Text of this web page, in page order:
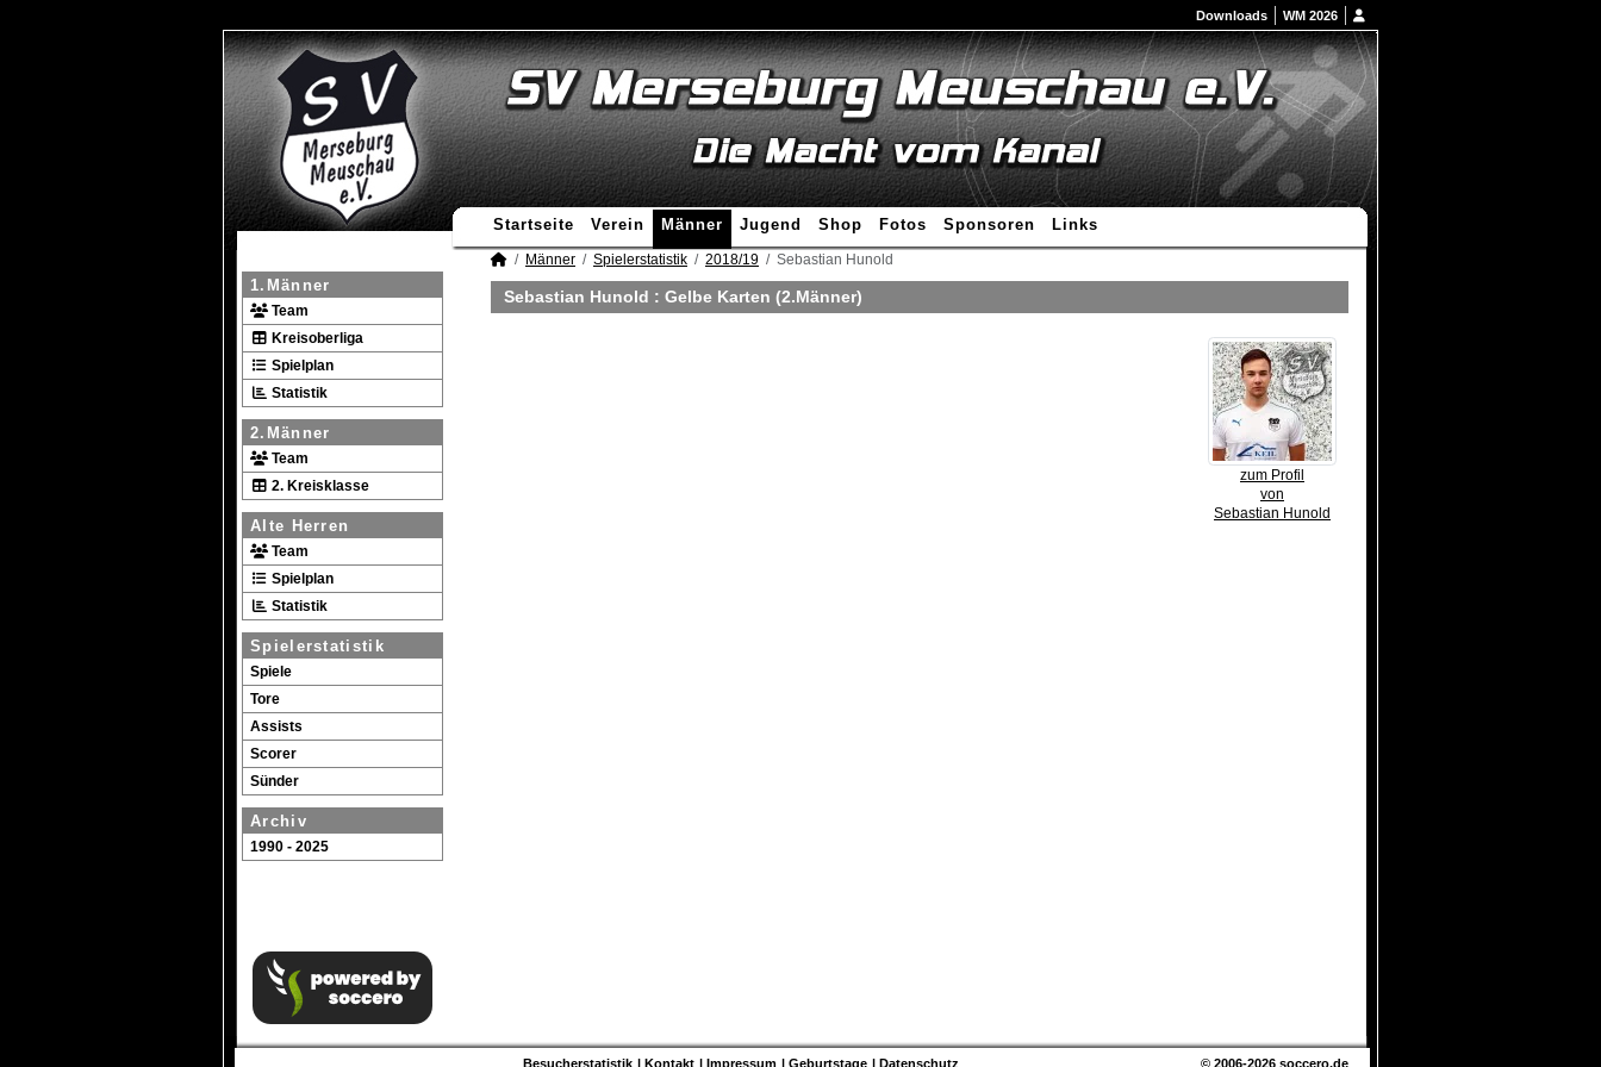
Downloads WM 2026
Startseite Verein Männer Jugend Shop Fotos Sponsoren Links
1.Männer
Team
Kreisoberliga
Spielplan
Statistik
2.Männer
Team
2. Kreisklasse
Alte Herren
Team
Spielplan
Statistik
Spielerstatistik
Spiele
Tore
Assists
Scorer
Sünder
Archiv
1990 - 2025
Männer Spielerstatistik 2018/19 Sebastian Hunold
Sebastian Hunold : Gelbe Karten (2.Männer)
zum Profil
von
Sebastian Hunold
Besucherstatistik Kontakt Impressum Geburtstage Datenschutz © 2006-2026 soccero.de